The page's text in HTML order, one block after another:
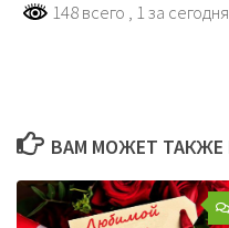
148 всего , 1 за сегодня
ВАМ МОЖЕТ ТАКЖЕ